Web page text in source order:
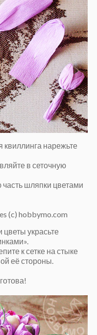
квиллинга нарежьте
в сеточную
шляпки цветами
украсьте
к сетке на стыке
её стороны.